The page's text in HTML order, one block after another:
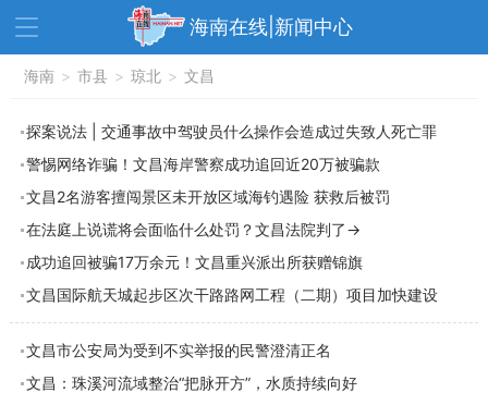
海南在线|新闻中心
资讯中心 热点
文体 消费 财经
教育 健康 房产
家装 交通 美食
生活 演出 活动
展会 走读海南 周末去哪儿
人才在线 天涯企服
海南 > 市县 > 琼北 > 文昌
探案说法 | 交通事故中驾驶员什么操作会造成过失致人死亡罪
警惕网络诈骗！文昌海岸警察成功追回近20万被骗款
文昌2名游客擅闯景区未开放区域海钓遇险 获救后被罚
在法庭上说谎将会面临什么处罚？文昌法院判了→
成功追回被骗17万余元！文昌重兴派出所获赠锦旗
​文昌国际航天城起步区次干路路网工程（二期）项目加快建设
文昌市公安局为受到不实举报的民警澄清正名
文昌：珠溪河流域整治“把脉开方”，水质持续向好